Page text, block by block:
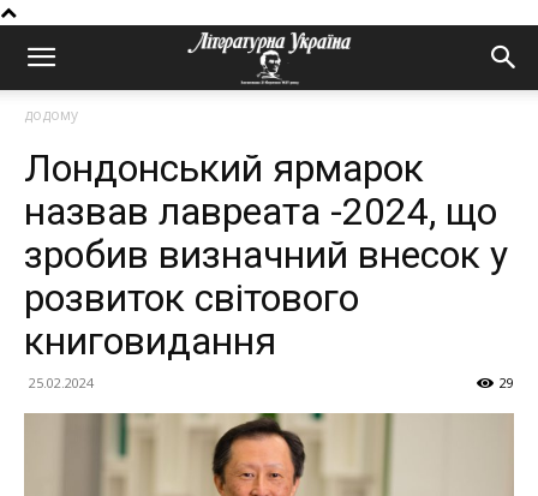
додому
Лондонський ярмарок
назвав лавреата -2024, що
зробив визначний внесок у
розвиток світового
книговидання
25.02.2024 29